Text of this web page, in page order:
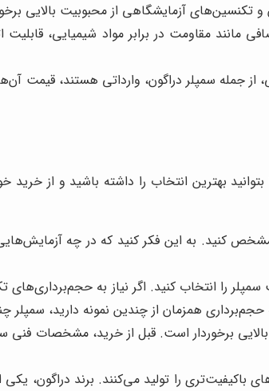
آزمایشگاهی از محبوبیت بالایی
مانند مقاومت در برابر مواد شیمیایی،
از جمله سمپلر دراگون، وارداتی هستند، قیمت
بهترین انتخاب را داشته باشید و از
کنید. به این فکر کنید که در چه
را انتخاب کنید. اگر نیاز به
همزمان از چندین نمونه دارید، سمپلر
برخوردار است. قبل از خرید، مشخصات
باکیفیت‌تری را تولید می‌کنند. برند دراگون،